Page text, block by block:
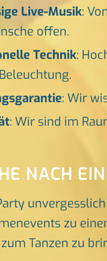
Live-Musik:
offen.
Technik:
: Wir
: Wir sind im
NACH
zu
Tanzen zu